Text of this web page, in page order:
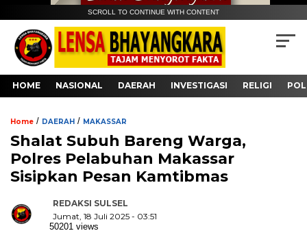
SCROLL TO CONTINUE WITH CONTENT
HOME NASIONAL DAERAH INVESTIGASI RELIGI
Home / DAERAH / MAKASSAR
Shalat Subuh Bareng Warga,
Polres Pelabuhan Makassar
Sisipkan Pesan Kamtibmas
REDAKSI SULSEL
Jumat, 18 Juli 2025 - 03:51
50201 views